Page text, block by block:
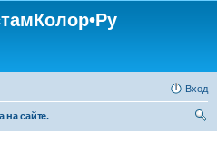
Вход
на сайте.